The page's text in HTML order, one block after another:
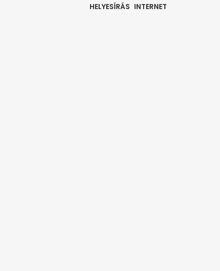
HELYESÍRÁS INTERNET